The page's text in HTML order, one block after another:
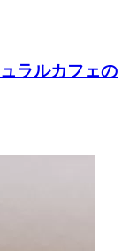
ラルカフェの